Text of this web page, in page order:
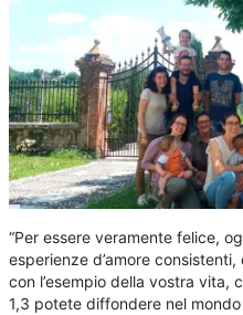
“Per essere veramente felice,
esperienze d’amore
con l’esempio della vostra vita,
1,3 potete diffondere nel mondo